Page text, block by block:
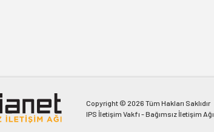
Copyright © 2026 Tüm Hakları Saklıdır
IPS İletişim Vakfı - Bağımsız İletişim Ağı